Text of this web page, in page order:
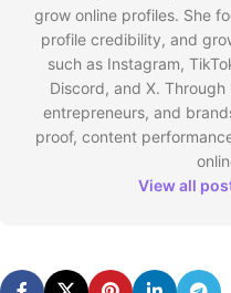
grow online profiles. She
profile credibility, and
such as Instagram,
Discord, and X.
entrepreneurs, and
proof, content
View all